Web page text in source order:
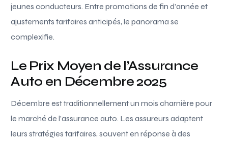
jeunes conducteurs. Entre promotions de fin d’année et
ajustements tarifaires anticipés, le panorama se
complexifie.
Le Prix Moyen de l’Assurance
Auto en Décembre 2025
Décembre est traditionnellement un mois charnière pour
le marché de l’assurance auto. Les assureurs adaptent
leurs stratégies tarifaires, souvent en réponse à des